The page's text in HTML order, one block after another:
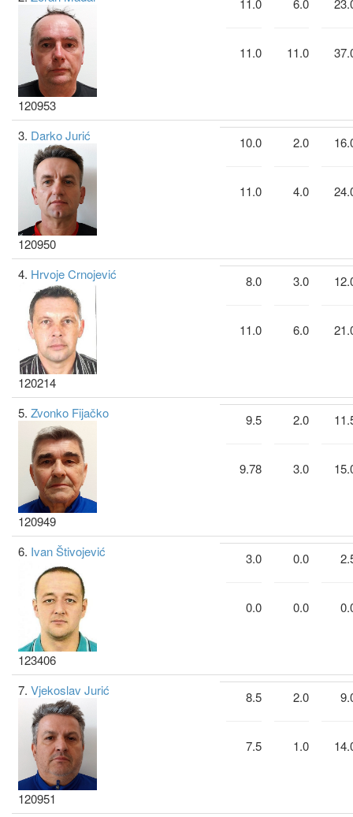
120953
11.0
11.0
6.0
11.0
3. Darko Jurić
120950
10.0
11.0
2.0
4.0
4. Hrvoje Crnojević
120214
8.0
11.0
3.0
6.0
5. Zvonko Fijačko
120949
9.5
9.78
2.0
3.0
6. Ivan Štivojević
123406
3.0
0.0
0.0
0.0
7. Vjekoslav Jurić
120951
8.5
7.5
2.0
1.0